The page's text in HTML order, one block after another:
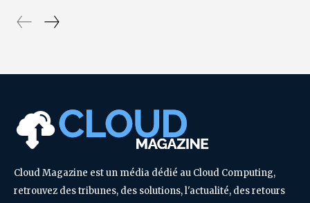
Cloud Magazine est un média dédié au Cloud Computing,
retrouvez des tribunes, des solutions, l'actualité, des retours